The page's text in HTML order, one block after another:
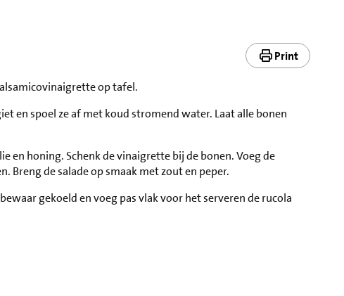
Print
op tafel.
en spoel ze af met koud stromend water. Laat alle bonen
en honing. Schenk de vinaigrette bij de bonen. Voeg de
Breng de salade op smaak met zout en peper.
gekoeld en voeg pas vlak voor het serveren de rucola